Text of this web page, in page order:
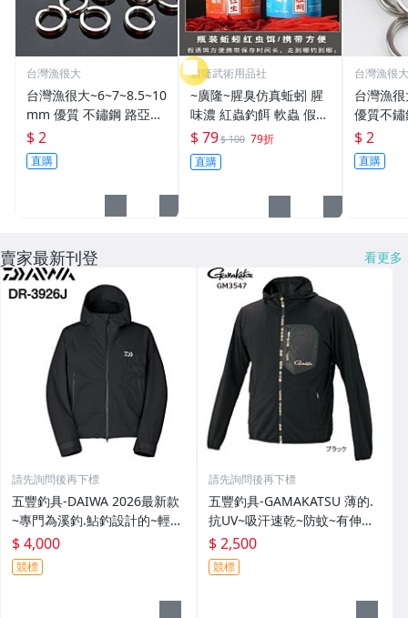
台灣漁很大
台灣漁很大~6~7~8.5~10
mm 優質 不鏽鋼 路亞環
S型開口 扁平 打扁 打平
$ 2
直購
廣隆武術用品社
~廣隆~腥臭仿真蚯蚓 腥
味濃 紅蟲釣餌 軟蟲 假蚯
蚓 海魚餌 紅蟲 路亞餌
假餌 誘餌 仿生餌 擬餌
路亞軟餌
$ 79$ 100 79折
直購
台灣漁很大
台灣漁
優質不
平 打扁 打平
雙環 路亞
路亞環
$ 2
直購
賣家最新刊登 看更多
請先詢問後再下標
五豐釣具-DAIWA 2026最新款
~專門為溪釣.鮎釣設計的~輕
便.薄的短版防水雨衣DR-3926J
外套特價4000元
$ 4,000
競標
請先詢問後再下標
五豐釣具-GAMAKATSU 薄的.
抗UV~吸汗速乾~防蚊~有伸縮
彈性付帽防曬外套 GM-3547
特價2000元
$ 2,500
競標